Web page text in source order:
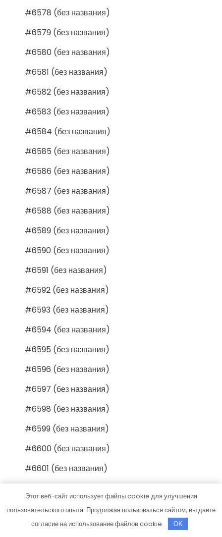
#6578 (без названия)
#6579 (без названия)
#6580 (без названия)
#6581 (без названия)
#6582 (без названия)
#6583 (без названия)
#6584 (без названия)
#6585 (без названия)
#6586 (без названия)
#6587 (без названия)
#6588 (без названия)
#6589 (без названия)
#6590 (без названия)
#6591 (без названия)
#6592 (без названия)
#6593 (без названия)
#6594 (без названия)
#6595 (без названия)
#6596 (без названия)
#6597 (без названия)
#6598 (без названия)
#6599 (без названия)
#6600 (без названия)
#6601 (без названия)
#6603 (без названия)
#6604 (без названия)
Этот веб-сайт использует файлы cookie для улучшения
пользовательского опыта. Продолжая пользоваться сайтом, вы даете
согласие на использование файлов cookie.
OK